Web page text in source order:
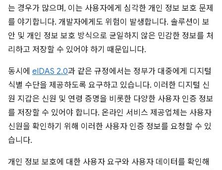
는 경우가 많으며, 이는 사용자에게 심각한 개인 정보 보호 문제
를 야기합니다. 개발자에게도 위험이 발생합니다. 솔루션이 보
안 및 개인 정보 보호 방식으로 균일하지 않은 민감한 정보를 처
리하고 저장할 수 있어야 하기 때문입니다.
동시에 eIDAS 2.0과 같은 규정에서는 정부가 대중에게 디지털
식별 수단을 제공하도록 요구하고 있습니다. 이러한 디지털 신
원 지갑은 신원 및 연령 증명을 비롯한 다양한 사용자 인증 정보
를 저장할 수 있어야 합니다. 온라인 서비스 제공업체는 사용자
신원을 확인하기 위해 이러한 사용자 인증 정보를 요청할 수 있
습니다.
개인 정보 보호에 대한 사용자 요구와 사용자 데이터를 확인해